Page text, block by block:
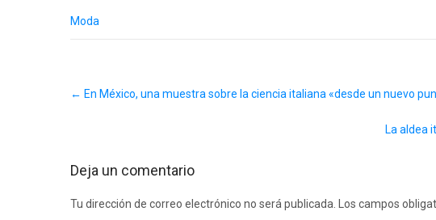
Moda
navigation
← En México, una muestra sobre la ciencia italiana «desde un nuevo
La aldea
Deja un comentario
Tu dirección de correo electrónico no será publicada. Los campos